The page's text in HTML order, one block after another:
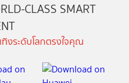
CLASS SMART
งระดับโลกตรงใจคุณ